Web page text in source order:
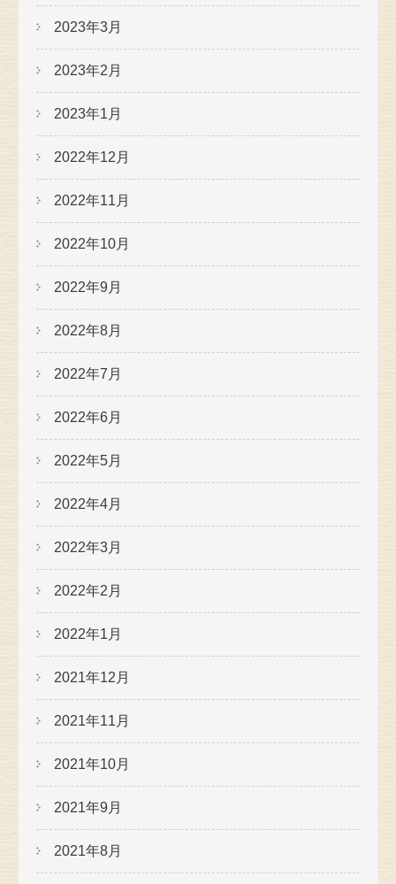
2023年3月
2023年2月
2023年1月
2022年12月
2022年11月
2022年10月
2022年9月
2022年8月
2022年7月
2022年6月
2022年5月
2022年4月
2022年3月
2022年2月
2022年1月
2021年12月
2021年11月
2021年10月
2021年9月
2021年8月